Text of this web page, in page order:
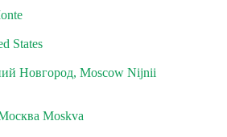
States
Новгород, Moscow Nijnii
Moskva